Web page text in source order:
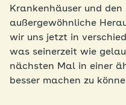
Krankenhäuser und
außergewöhnliche
wir uns jetzt in
was seinerzeit wie
nächsten Mal in einer
besser machen zu